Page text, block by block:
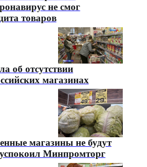
не смог
товаров
об отсутствии
магазинах
магазины не будут
Минпромторг